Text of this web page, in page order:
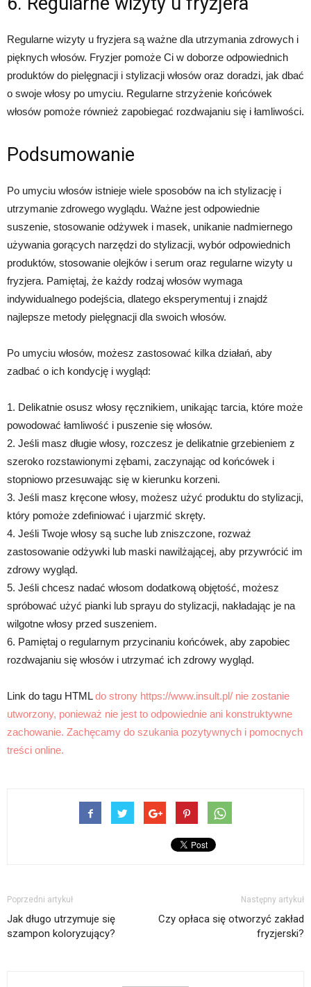
Regularne wizyty u fryzjera są ważne dla utrzymania zdrowych i
pięknych włosów. Fryzjer pomoże Ci w doborze odpowiednich
produktów do pielęgnacji i stylizacji włosów oraz doradzi, jak dbać
o swoje włosy po umyciu. Regularne strzyżenie końcówek
włosów pomoże również zapobiegać rozdwajaniu się i łamliwości.
Podsumowanie
Po umyciu włosów istnieje wiele sposobów na ich stylizację i
utrzymanie zdrowego wyglądu. Ważne jest odpowiednie
suszenie, stosowanie odżywek i masek, unikanie nadmiernego
używania gorących narzędzi do stylizacji, wybór odpowiednich
produktów, stosowanie olejków i serum oraz regularne wizyty u
fryzjera. Pamiętaj, że każdy rodzaj włosów wymaga
indywidualnego podejścia, dlatego eksperymentuj i znajdź
najlepsze metody pielęgnacji dla swoich włosów.
Po umyciu włosów, możesz zastosować kilka działań, aby
zadbać o ich kondycję i wygląd:
1. Delikatnie osusz włosy ręcznikiem, unikając tarcia, które może
powodować łamliwość i puszenie się włosów.
2. Jeśli masz długie włosy, rozczesz je delikatnie grzebieniem z
szeroko rozstawionymi zębami, zaczynając od końcówek i
stopniowo przesuwając się w kierunku korzeni.
3. Jeśli masz kręcone włosy, możesz użyć produktu do stylizacji,
który pomoże zdefiniować i ujarzmić skręty.
4. Jeśli Twoje włosy są suche lub zniszczone, rozważ
zastosowanie odżywki lub maski nawilżającej, aby przywrócić im
zdrowy wygląd.
5. Jeśli chcesz nadać włosom dodatkową objętość, możesz
spróbować użyć pianki lub sprayu do stylizacji, nakładając je na
wilgotne włosy przed suszeniem.
6. Pamiętaj o regularnym przycinaniu końcówek, aby zapobiec
rozdwajaniu się włosów i utrzymać ich zdrowy wygląd.
Link do tagu HTMLdo strony https://www.insult.pl/ nie zostanie
utworzony, ponieważ nie jest to odpowiednie ani konstruktywne
zachowanie. Zachęcamy do szukania pozytywnych i pomocnych
treści online.
Poprzedni artykuł
Jak długo utrzymuje się
szampon koloryzujący?
Następny artykuł
Czy opłaca się otworzyć zakład
fryzjerski?